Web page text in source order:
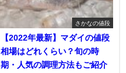
さかなの値段
【2022年最新】マダイの値段
相場はどれくらい？旬の時
期・人気の調理方法もご紹介